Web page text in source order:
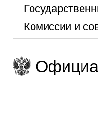
Комиссии и